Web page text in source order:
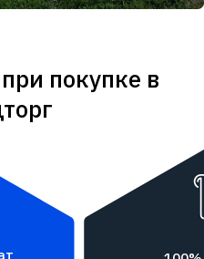
покупке в